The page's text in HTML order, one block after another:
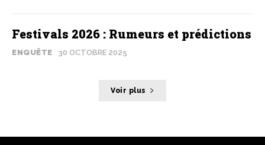
Festivals 2026 : Rumeurs et prédictions
ENQUÊTE 30 OCTOBRE 2025
Voir plus